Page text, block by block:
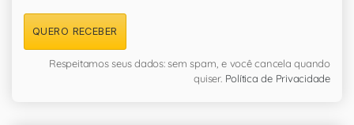
QUERO RECEBER
Respeitamos seus dados: sem spam, e você cancela quando
quiser. Política de Privacidade